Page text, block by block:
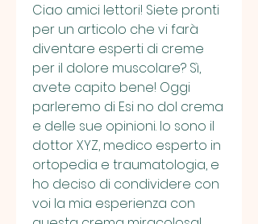
Ciao amici lettori! Siete pronti
per un articolo che vi farà
diventare esperti di creme
per il dolore muscolare? Sì,
avete capito bene! Oggi
parleremo di Esi no dol crema
e delle sue opinioni. Io sono il
dottor XYZ, medico esperto in
ortopedia e traumatologia, e
ho deciso di condividere con
voi la mia esperienza con